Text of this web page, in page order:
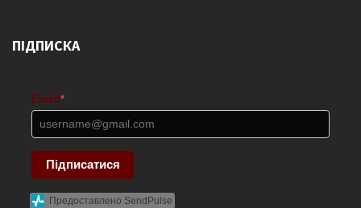
ПІДПИСКА
Email *
Підписатися
Предоставлено SendPulse